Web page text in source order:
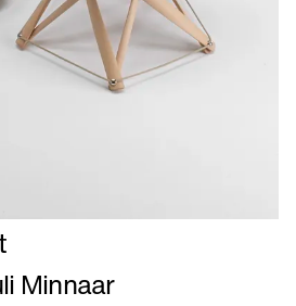
Minnaar